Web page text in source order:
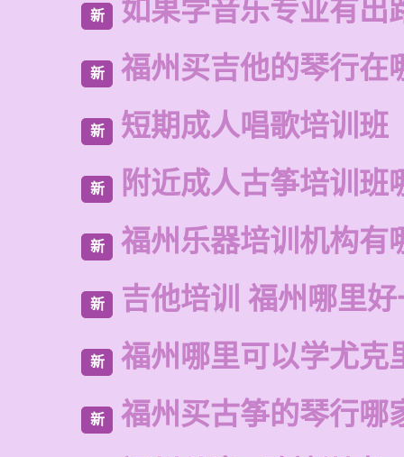
新 如果学音乐专业有出
新 福州买吉他的琴行在
新 短期成人唱歌培训班
新 附近成人古筝培训班
新 福州乐器培训机构有
新 吉他培训 福州哪里
新 福州哪里可以学尤克
新 福州买古筝的琴行哪